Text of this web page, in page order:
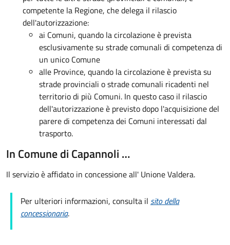
competente la Regione, che delega il rilascio
dell'autorizzazione:
ai Comuni, quando la circolazione è prevista
esclusivamente su strade comunali di competenza di
un unico Comune
alle Province, quando la circolazione è prevista su
strade provinciali o strade comunali ricadenti nel
territorio di più Comuni. In questo caso il rilascio
dell'autorizzazione è previstodopo l'acquisizione del
parere di competenza dei Comuni interessati dal
trasporto.
In Comune di Capannoli …
Il servizio è affidato in concessione all' Unione Valdera.
Per ulteriori informazioni, consulta il sito della
concessionaria.